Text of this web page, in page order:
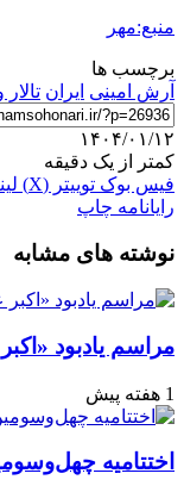
منبع:مهر
برچسب ها
آرش امینی ایران
۱۴۰۴/۰۱/۱۲
کمتر از یک دقیقه
فیس بوک توییتر (X)
رایانامه چاپ
نوشته های مشابه
مراسم یادبود
1 هفته پیش
اختتامیه